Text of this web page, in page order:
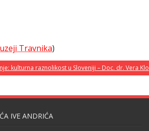
Travnika)
kulturna raznolikost u Sloveniji – Doc. dr. Vera
IVE ANDRIĆA